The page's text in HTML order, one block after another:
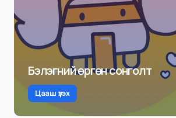
Бэлэгний өргөн сонголт
Цааш үзэх